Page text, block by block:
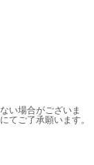
い場合がございま
てご了承願います。